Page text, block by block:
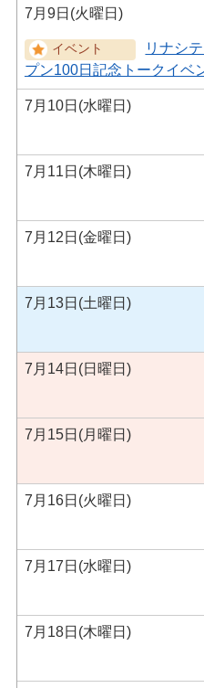
7月9日(火曜日)
リナシ
プン100日記念トークイベ
7月10日(水曜日)
7月11日(木曜日)
7月12日(金曜日)
7月13日(土曜日)
7月14日(日曜日)
7月15日(月曜日)
7月16日(火曜日)
7月17日(水曜日)
7月18日(木曜日)